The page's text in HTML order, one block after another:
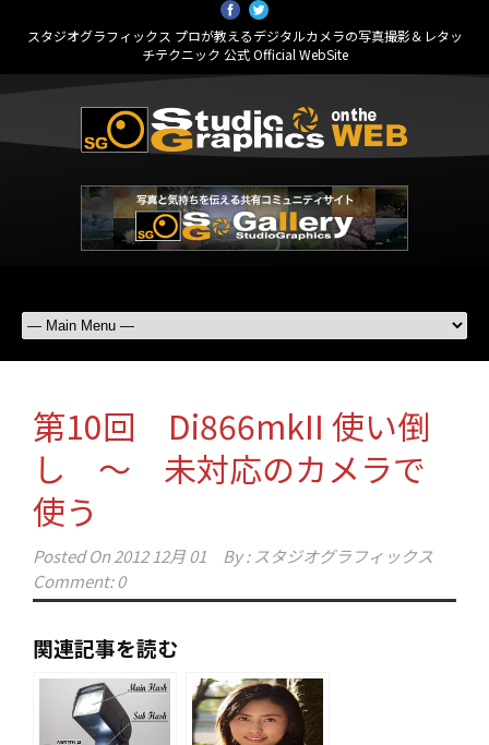
スタジオグラフィックス プロが教えるデジタルカメラの写真撮影＆レタッ
チテクニック 公式 Official WebSite
第10回 Di866mkII 使い倒
し ～ 未対応のカメラで
使う
Posted On2012 12月 01 By : スタジオグラフィックス
Comment: 0
関連記事を読む